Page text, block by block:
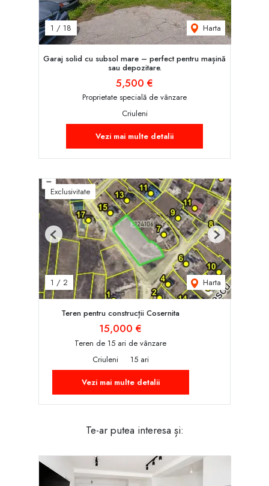
1 / 18 Harta
Garaj solid cu subsol mare – perfect pentru mașină
sau depozitare.
5,500 €
Proprietate specială de vânzare
Criuleni
Vezi mai multe detalii
Exclusivitate
1 / 2 Harta
Previous Next
Teren pentru construcții Cosernita
15,000 €
Teren de 15 ari de vânzare
Criuleni
15 ari
Vezi mai multe detalii
Te-ar putea interesa și: